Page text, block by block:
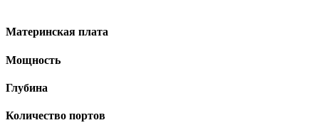
Материнская плата
Мощность
Глубина
Количество портов